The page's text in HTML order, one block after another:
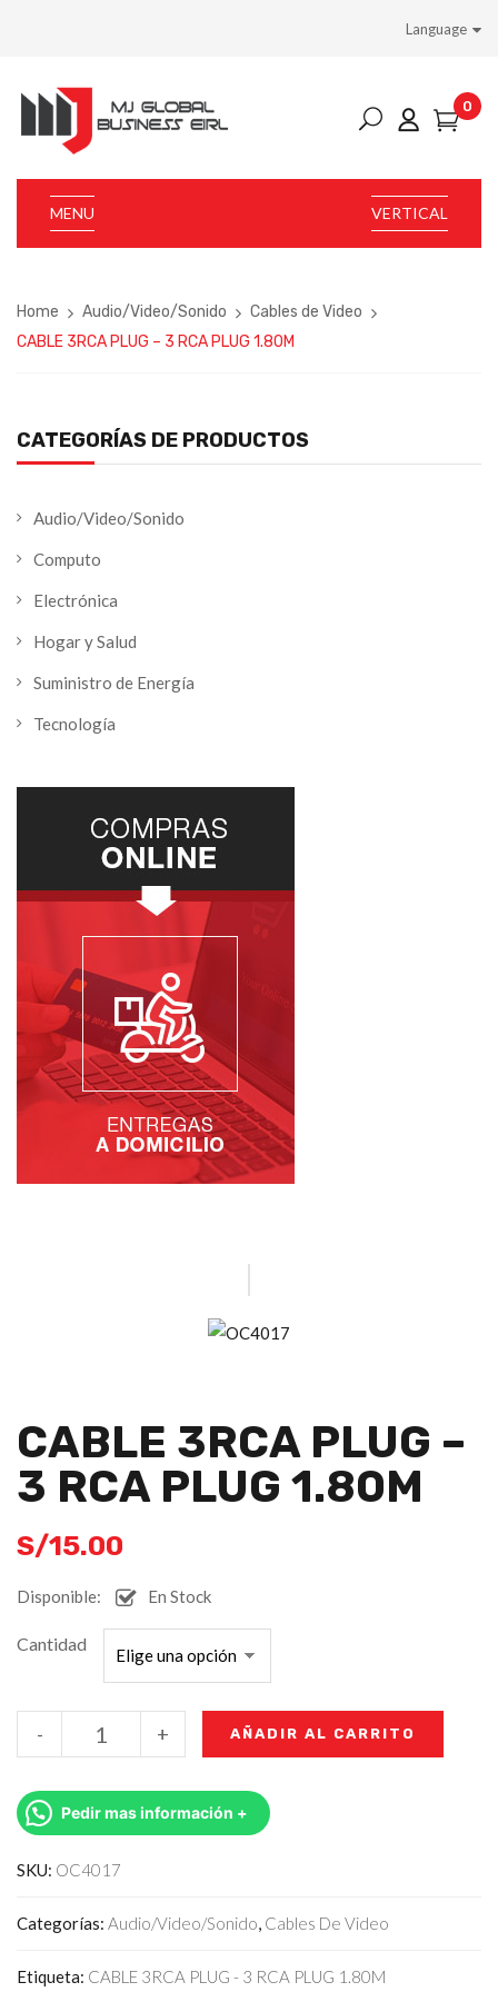
Language
0
VERTICAL
MENU
Home Audio/Video/Sonido
Cables de Video
CABLE 3RCA PLUG – 3 RCA PLUG 1.80M
CATEGORÍAS DE PRODUCTOS
Audio/Video/Sonido
Computo
Electrónica
Hogar y Salud
Suministro de Energía
Tecnología
CABLE 3RCA PLUG –
3 RCA PLUG 1.80M
S/15.00
Disponible: En Stock
Cantidad
+
- AÑADIR AL CARRITO
Pedir mas información +
SKU: OC4017
Categorías: Audio/Video/Sonido, Cables De Video
Etiqueta: CABLE 3RCA PLUG - 3 RCA PLUG 1.80M